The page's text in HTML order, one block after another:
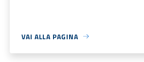
VAI ALLA PAGINA